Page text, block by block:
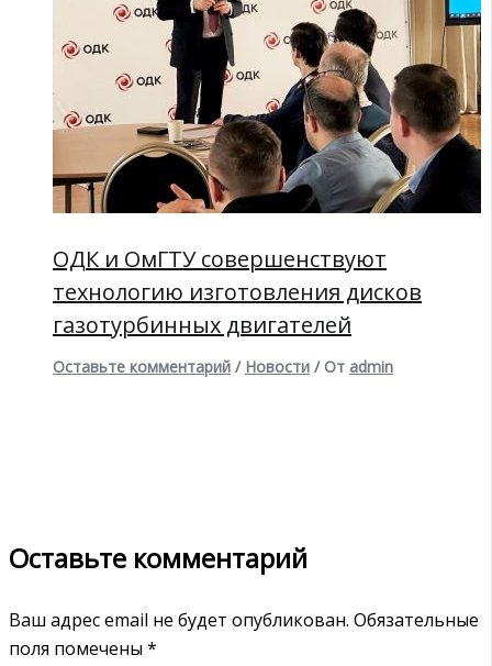
ОДК и ОмГТУ совершенствуют
технологию изготовления дисков
газотурбинных двигателей
Оставьте комментарий / Новости / От admin
Оставьте комментарий
Ваш адрес email не будет опубликован. Обязательные
поля помечены *